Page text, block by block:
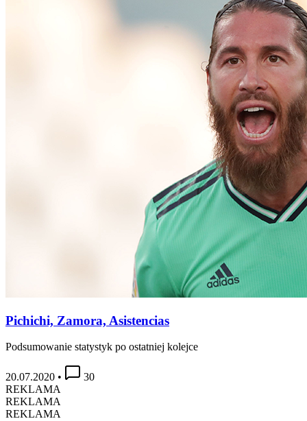
Pichichi, Zamora, Asistencias
Podsumowanie statystyk po ostatniej kolejce
20.07.2020 •
30
REKLAMA
REKLAMA
REKLAMA